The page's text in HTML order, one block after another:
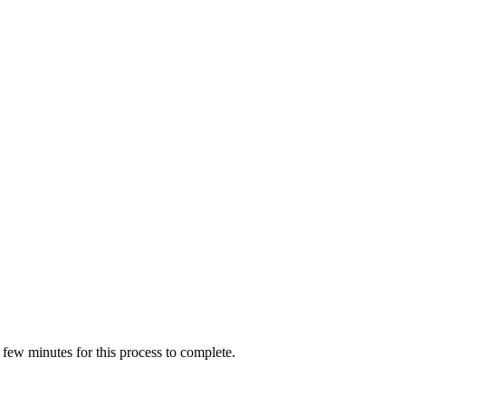
minutes for this process to complete.